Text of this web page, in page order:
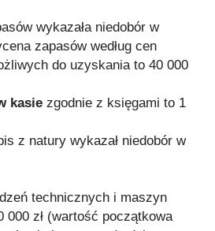
wykazała niedobór w
zapasów według cen
do uzyskania to 40 000
kasie zgodnie z księgami to 1
z natury wykazał niedobór w
technicznych i maszyn
000 zł (wartość początkowa